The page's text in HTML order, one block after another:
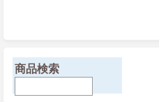
商品検索